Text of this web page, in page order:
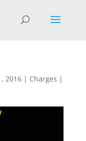
2016| Charges |